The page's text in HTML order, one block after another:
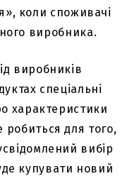
коли споживачі
виробника.
виробників
спеціальні
характеристики
для того,
вибір
купувати новий